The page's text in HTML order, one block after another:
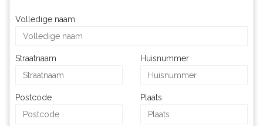
Volledige naam
Straatnaam Huisnummer
Postcode Plaats